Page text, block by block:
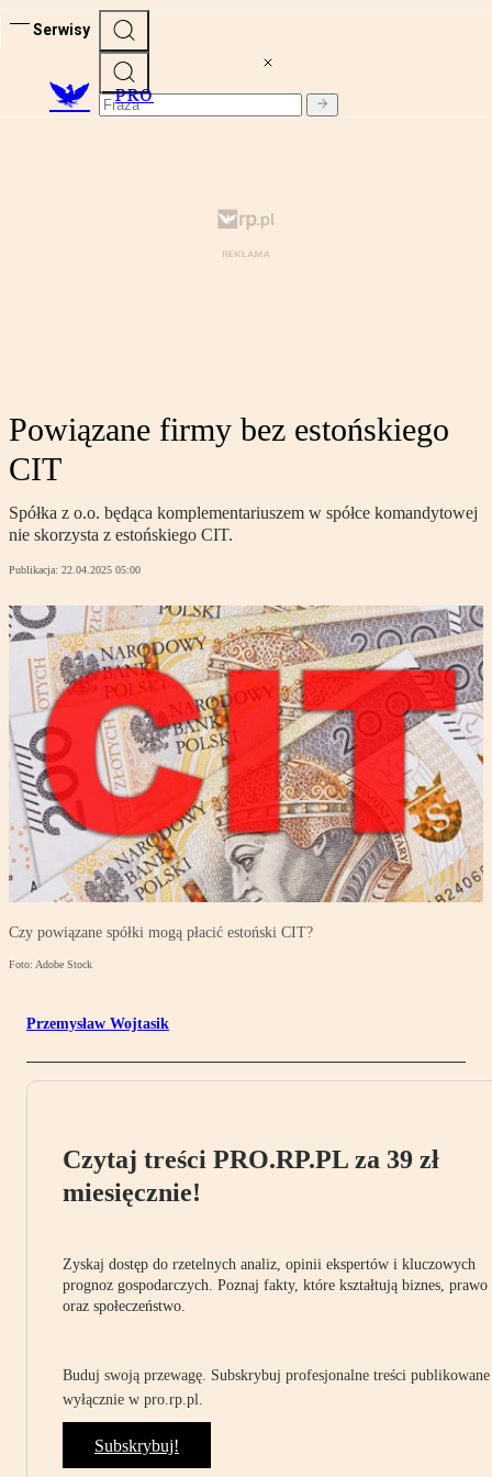
Serwisy
PRO
Powiązane firmy bez estońskiego
CIT
Spółka z o.o. będąca komplementariuszem w spółce komandytowej
nie skorzysta z estońskiego CIT.
Publikacja: 22.04.2025 05:00
Czy powiązane spółki mogą płacić estoński CIT?
Foto: Adobe Stock
Przemysław Wojtasik
Czytaj treści PRO.RP.PL za 39 zł
miesięcznie!
Zyskaj dostęp do rzetelnych analiz, opinii ekspertów i kluczowych
prognoz gospodarczych. Poznaj fakty, które kształtują biznes, prawo
oraz społeczeństwo.
Buduj swoją przewagę. Subskrybuj profesjonalne treści publikowane
wyłącznie w pro.rp.pl.
Subskrybuj!